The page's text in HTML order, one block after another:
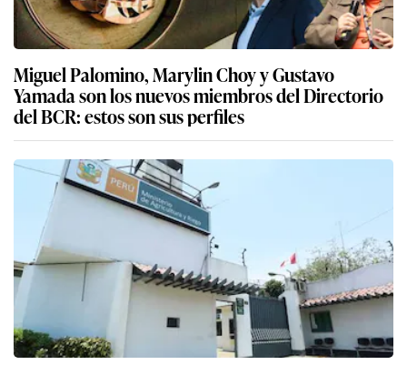
Miguel Palomino, Marylin Choy y Gustavo
Yamada son los nuevos miembros del Directorio
del BCR: estos son sus perfiles